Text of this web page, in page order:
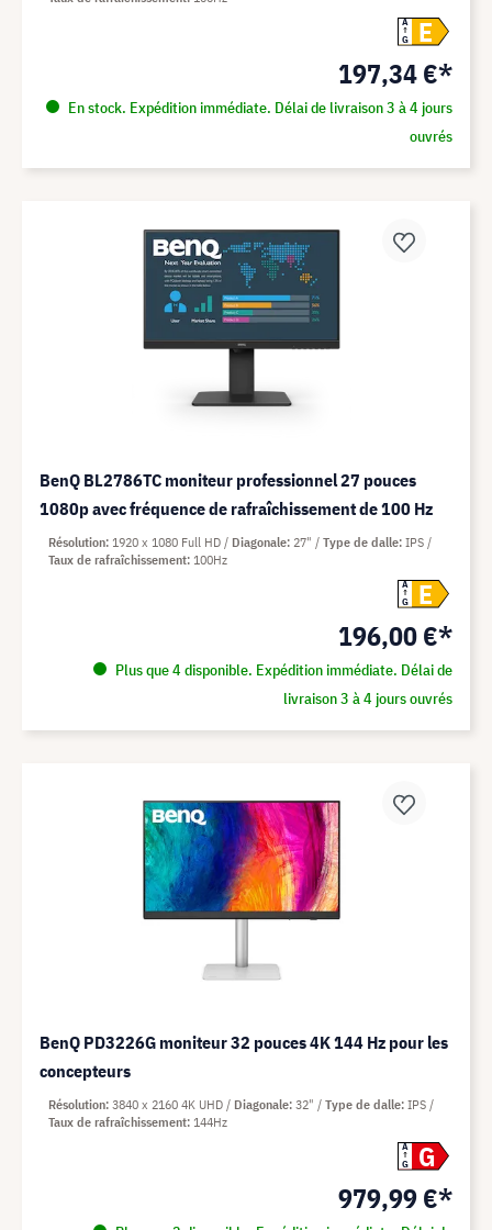
A
G
E
197,34 €*
En stock. Expédition immédiate. Délai de livraison 3 à 4 jours
ouvrés
BenQ BL2786TC moniteur professionnel 27 pouces
1080p avec fréquence de rafraîchissement de 100 Hz
A
G
E
196,00 €*
Plus que 4 disponible. Expédition immédiate. Délai de
livraison 3 à 4 jours ouvrés
Résolution 1920 x 1080 Full HD Diagonale 27" Type de dalle IPS
Taux de rafraîchissement 100Hz
BenQ PD3226G moniteur 32 pouces 4K 144 Hz pour les
concepteurs
A
G
G
979,99 €*
Résolution 3840 x 2160 4K UHD Diagonale 32" Type de dalle IPS
Taux de rafraîchissement 144Hz